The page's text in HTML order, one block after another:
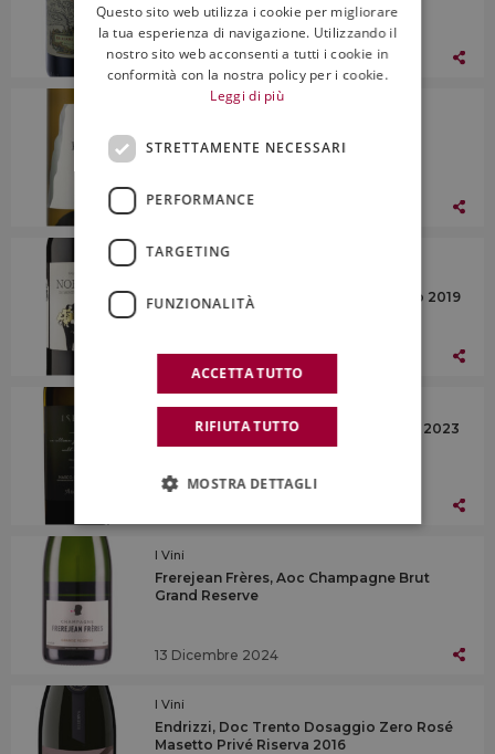
13 Dicembre 2024
Enneenne 2023
13 Dicembre 2024
I Vini
Montepulciano Vecchie Viti del Salco 2019
13 Dicembre 2024
I Vini
Argiolas, Doc Nasco di Cagliari Iselis 2023
I Vini
Frerejean Frères, Aoc Champagne Brut
Grand Reserve
13 Dicembre 2024
I Vini
Endrizzi, Doc Trento Dosaggio Zero Rosé
Masetto Privé Riserva 2016
ENGLISH
Questo sito web utilizza i cookie per migliorare
la tua esperienza di navigazione. Utilizzando il
nostro sito web acconsenti a tutti i cookie in
conformità con la nostra policy per i cookie.
Leggi di più
STRETTAMENTE NECESSARI
PERFORMANCE
TARGETING
FUNZIONALITÀ
ACCETTA TUTTO
RIFIUTA TUTTO
MOSTRA DETTAGLI